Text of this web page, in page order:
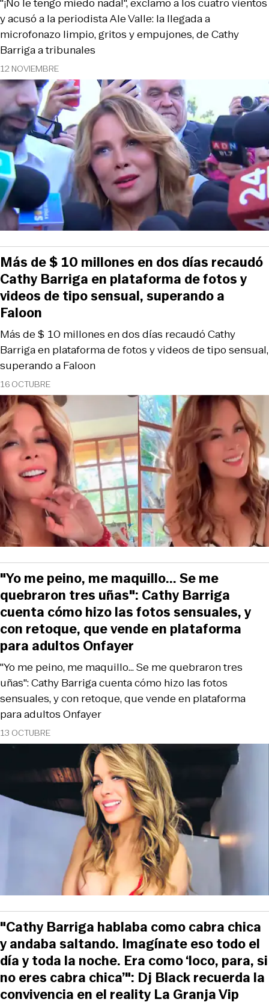
12 NOVIEMBRE
y acusó a la periodista Ale Valle: la llegada a
microfonazo limpio, gritos y empujones, de Cathy
Barriga a tribunales
16 OCTUBRE
Más de $ 10 millones en dos días recaudó Cathy
Barriga en plataforma de fotos y videos de tipo sensual,
superando a Faloon
Más de $ 10 millones en dos días recaudó
Cathy Barriga en plataforma de fotos y
videos de tipo sensual, superando a
Faloon
13 OCTUBRE
"Yo me peino, me maquillo... Se me quebraron tres
uñas": Cathy Barriga cuenta cómo hizo las fotos
sensuales, y con retoque, que vende en plataforma
para adultos Onfayer
"Yo me peino, me maquillo... Se me
quebraron tres uñas": Cathy Barriga
cuenta cómo hizo las fotos sensuales, y
con retoque, que vende en plataforma
para adultos Onfayer
"Cathy Barriga hablaba como cabra chica
y andaba saltando. Imagínate eso todo el
día y toda la noche. Era como ‘loco, para, si
no eres cabra chica’": Dj Black recuerda la
convivencia en el reality La Granja Vip